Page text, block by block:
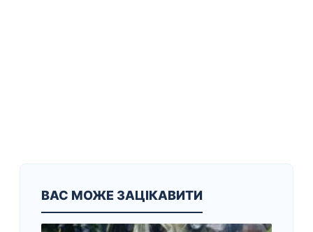
ВАС МОЖЕ ЗАЦІКАВИТИ